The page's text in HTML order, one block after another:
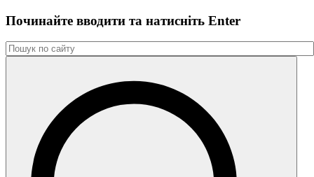
Починайте вводити та натиснiть Enter